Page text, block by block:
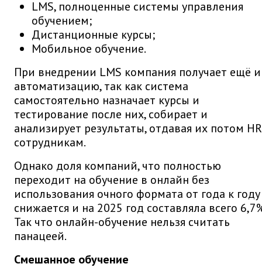
LMS, полноценные системы управления
обучением;
Дистанционные курсы;
Мобильное обучение.
При внедрении LMS компания получает ещё и
автоматизацию, так как система
самостоятельно назначает курсы и
тестирование после них, собирает и
анализирует результаты, отдавая их потом
сотрудникам.
Однако доля компаний, что полностью
переходит на обучение в онлайн без
использования очного формата от года к году
снижается и на 2025 год составляла всего
Так что онлайн-обучение нельзя считать
панацеей.
Смешанное обучение